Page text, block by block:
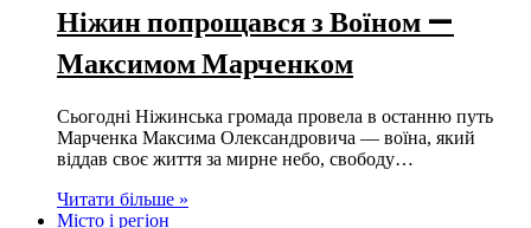
Ніжин попрощався з Воїном —
Максимом Марченком
Сьогодні Ніжинська громада провела в останню путь
Марченка Максима Олександровича — воїна, який
віддав своє життя за мирне небо, свободу…
Читати більше »
Місто і регіон